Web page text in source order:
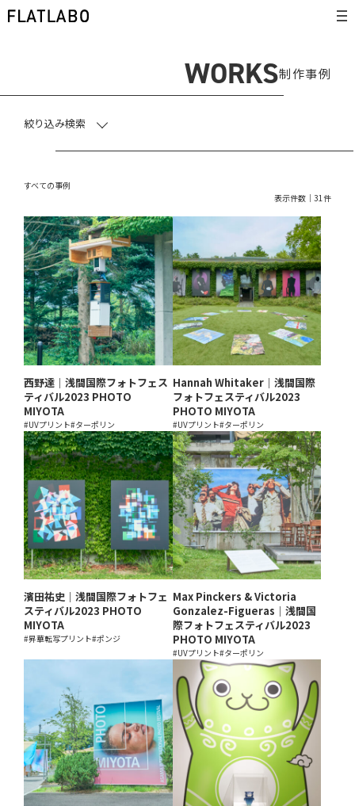
WORKS制作事例
絞り込み検索
すべての事例
表示件数｜31件
西野達｜浅間国際フォトフェス
ティバル2023 PHOTO
MIYOTA
#UVプリント#ターポリン
Hannah Whitaker｜浅間国際
フォトフェスティバル2023
PHOTO MIYOTA
#UVプリント#ターポリン
濱田祐史｜浅間国際フォトフェ
スティバル2023 PHOTO
MIYOTA
#昇華転写プリント#ポンジ
Max Pinckers & Victoria
Gonzalez-Figueras｜浅間国
際フォトフェスティバル2023
PHOTO MIYOTA
#UVプリント#ターポリン